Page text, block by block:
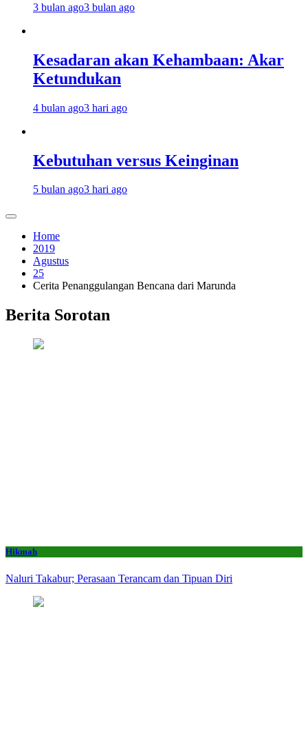
3 bulan ago3 bulan ago
Kesadaran akan Kehambaan: Akar
Ketundukan
4 bulan ago3 hari ago
Kebutuhan versus Keinginan
5 bulan ago3 hari ago
Home
2019
Agustus
25
Cerita Penanggulangan Bencana dari Marunda
Berita Sorotan
Hikmah
Naluri Takabur; Perasaan Terancam dan Tipuan Diri